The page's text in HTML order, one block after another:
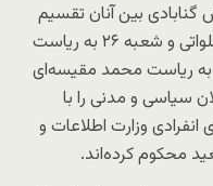
بین آنان تقسیم
شده، شعبه ۱۵ به ریاست ابوالقاسم صلواتی و شعبه ۲۶ به ریاست
ماشاالله احمدزاده همرا ه با شعبه ۲۸ به ریاست محمد مقیسه‌ای
سیاسی و مدنی را با
انفرادی وزارت اطلاعات و
محکوم کرده‌اند.